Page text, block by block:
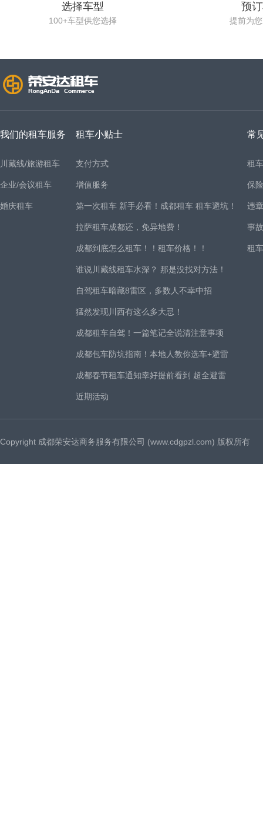
选择车型
100+车型供您选择
预
提前为
我们的租车服务
川藏线/旅游租车
企业/会议租车
婚庆租车
租车小贴士
支付方式
增值服务
第一次租车 新手必看！成都租车 租车避坑！
拉萨租车成都还，免异地费！
成都到底怎么租车！！租车价格！！
谁说川藏线租车水深？ 那是没找对方法！
自驾租车暗藏8雷区，多数人不幸中招
猛然发现川西有这么多大忌！
成都租车自驾！一篇笔记全说清注意事项
成都包车防坑指南！本地人教你选车+避雷
成都春节租车通知幸好提前看到 超全避雷
近期活动
常
租
保
违
事
租
Copyright 成都荣安达商务服务有限公司 (www.cdgpzl.com) 版权所有